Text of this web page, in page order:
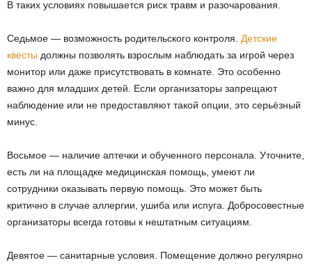
В таких условиях повышается риск травм и разочарования.
Седьмое — возможность родительского контроля. Детские
квесты должны позволять взрослым наблюдать за игрой через
монитор или даже присутствовать в комнате. Это особенно
важно для младших детей. Если организаторы запрещают
наблюдение или не предоставляют такой опции, это серьёзный
минус.
Восьмое — наличие аптечки и обученного персонала. Уточните,
есть ли на площадке медицинская помощь, умеют ли
сотрудники оказывать первую помощь. Это может быть
критично в случае аллергии, ушиба или испуга. Добросовестные
организаторы всегда готовы к нештатным ситуациям.
Девятое — санитарные условия. Помещение должно регулярно